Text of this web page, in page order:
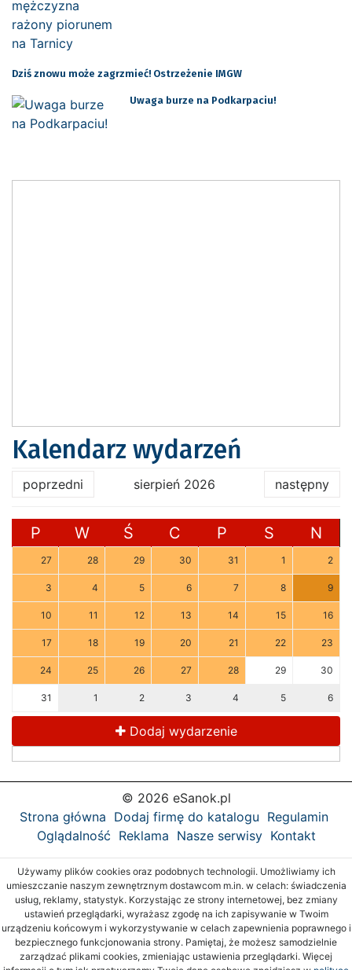
Dziś znowu może zagrzmieć! Ostrzeżenie IMGW
Uwaga burze na Podkarpaciu!
Kalendarz wydarzeń
poprzedni sierpień 2026 następny
P W Ś C P S N
27 28 29 30 31 1 2
3 4 5 6 7 8 9
10 11 12 13 14 15 16
17 18 19 20 21 22 23
24 25 26 27 28 29 30
31 1 2 3 4 5 6
Dodaj wydarzenie
© 2026 eSanok.pl
Strona główna Dodaj firmę do katalogu Regulamin
Oglądalność Reklama Nasze serwisy Kontakt
Używamy plików cookies oraz podobnych technologii. Umożliwiamy ich
umieszczanie naszym zewnętrznym dostawcom m.in. w celach: świadczenia
usług, reklamy, statystyk. Korzystając ze strony internetowej, bez zmiany
ustawień przeglądarki, wyrażasz zgodę na ich zapisywanie w Twoim
urządzeniu końcowym i wykorzystywanie w celach zapewnienia poprawnego i
bezpiecznego funkcjonowania strony. Pamiętaj, że możesz samodzielnie
zarządzać plikami cookies, zmieniając ustawienia przeglądarki. Więcej